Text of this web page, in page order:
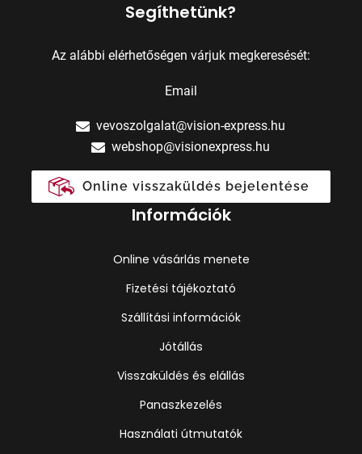
Segíthetünk?
Az alábbi elérhetőségen várjuk megkeresését:
Email
vevoszolgalat@vision-express.hu
webshop@visionexpress.hu
Online visszaküldés bejelentése
Információk
Online vásárlás menete
Fizetési tájékoztató
Szállítási információk
Jótállás
Visszaküldés és elállás
Panaszkezelés
Használati útmutatók